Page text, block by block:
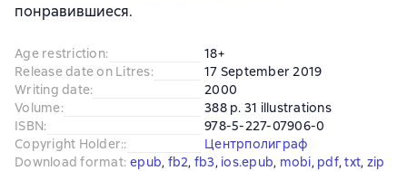
понравившиеся.
Age restriction:
18+
Release date on Litres:
17 September 2019
Writing date:
2000
Volume:
388 p. 31 illustrations
ISBN:
978-5-227-07906-0
Copyright Holder::
Центрполиграф
Download format: epub, fb2, fb3, ios.epub, mobi, pdf, txt, zip